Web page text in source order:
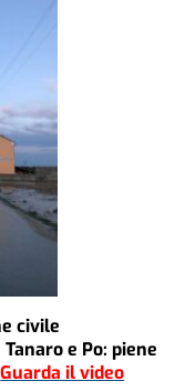
civile
e Po: piene
Guarda il video